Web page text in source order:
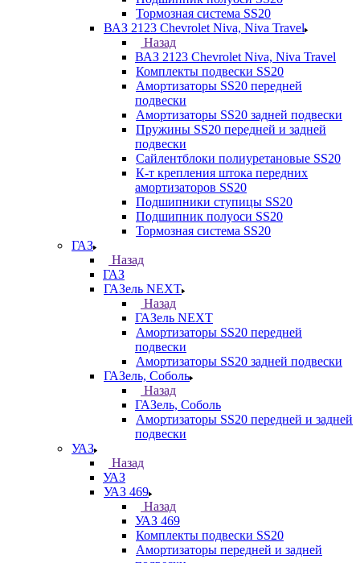
Тормозная система SS20
ВАЗ 2123 Chevrolet Niva, Niva Travel
Назад
ВАЗ 2123 Chevrolet Niva, Niva Travel
Комплекты подвески SS20
Амортизаторы SS20 передней
подвески
Амортизаторы SS20 задней подвески
Пружины SS20 передней и задней
подвески
Сайлентблоки полиуретановые SS20
К-т крепления штока передних
амортизаторов SS20
Подшипники ступицы SS20
Подшипник полуоси SS20
Тормозная система SS20
ГАЗ
Назад
ГАЗ
ГАЗель NEXT
Назад
ГАЗель NEXT
Амортизаторы SS20 передней
подвески
Амортизаторы SS20 задней подвески
ГАЗель, Соболь
Назад
ГАЗель, Соболь
Амортизаторы SS20 передней и задней
подвески
УАЗ
Назад
УАЗ
УАЗ 469
Назад
УАЗ 469
Комплекты подвески SS20
Амортизаторы передней и задней